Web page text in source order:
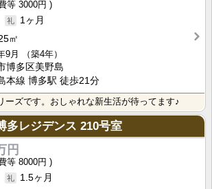
3000円
1ヶ月
㎡
9月
（築4年）
博多区美野島
本線 博多駅 徒歩21分
ーズです。おしゃれな新生活が待ってます♪
多レジデンス 210号室
円
8000円
1.5ヶ月